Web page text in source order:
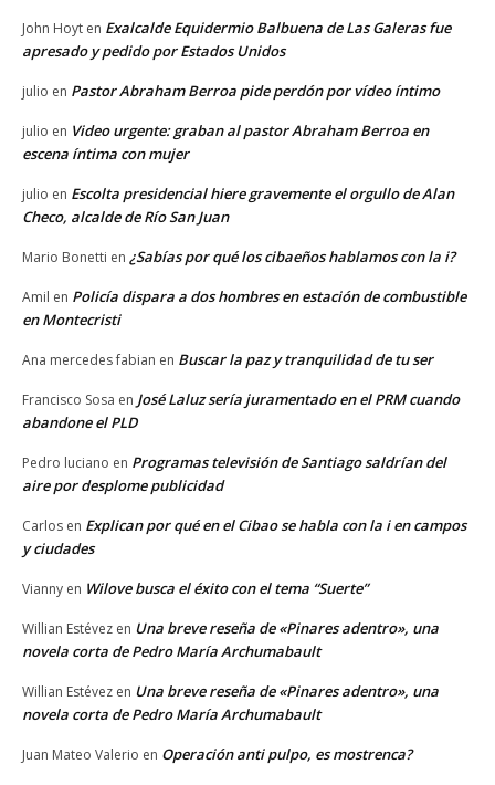
John Hoyt en Exalcalde Equidermio Balbuena de Las Galeras fue
apresado y pedido por Estados Unidos
julio en Pastor Abraham Berroa pide perdón por vídeo íntimo
julio en Video urgente: graban al pastor Abraham Berroa en
escena íntima con mujer
julio en Escolta presidencial hiere gravemente el orgullo de Alan
Checo, alcalde de Río San Juan
Mario Bonetti en ¿Sabías por qué los cibaeños hablamos con la i?
Amil en Policía dispara a dos hombres en estación de combustible
en Montecristi
Ana mercedes fabian en Buscar la paz y tranquilidad de tu ser
Francisco Sosa en José Laluz sería juramentado en el PRM cuando
abandone el PLD
Pedro luciano en Programas televisión de Santiago saldrían del
aire por desplome publicidad
Carlos en Explican por qué en el Cibao se habla con la i en campos
y ciudades
Vianny en Wilove busca el éxito con el tema “Suerte”
Willian Estévez en Una breve reseña de «Pinares adentro», una
novela corta de Pedro María Archumabault
Willian Estévez en Una breve reseña de «Pinares adentro», una
novela corta de Pedro María Archumabault
Juan Mateo Valerio en Operación anti pulpo, es mostrenca?